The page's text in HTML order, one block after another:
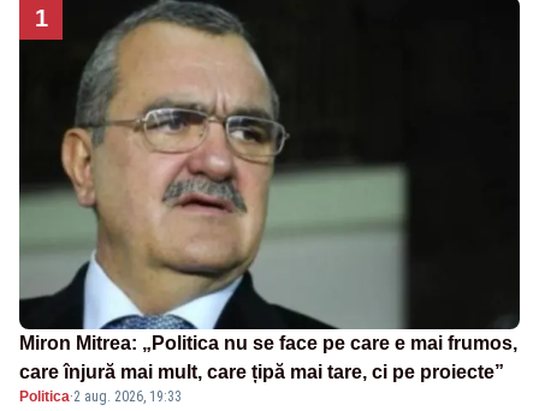
1
Miron Mitrea: „Politica nu se face pe care e mai frumos,
care înjură mai mult, care țipă mai tare, ci pe proiecte”
Politica·2 aug. 2026, 19:33